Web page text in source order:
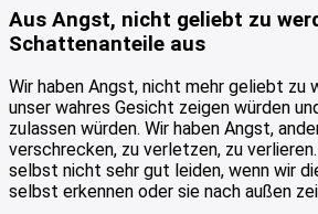
Aus Angst, nicht geliebt zu
Schattenanteile aus
Wir haben Angst, nicht mehr geliebt zu
unser wahres Gesicht zeigen würden
zulassen würden. Wir haben Angst,
verschrecken, zu verletzen, zu
selbst nicht sehr gut leiden, wenn wir
selbst erkennen oder sie nach außen